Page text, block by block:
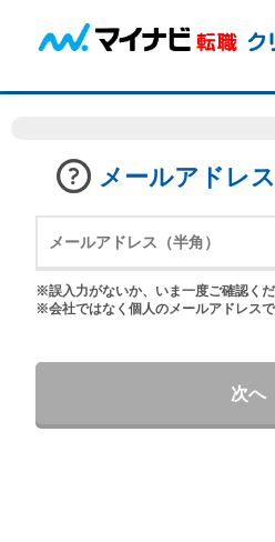
メールアドレス
※誤入力がないか、いま一度ご確認くだ
※会社ではなく個人のメールアドレス
次へ